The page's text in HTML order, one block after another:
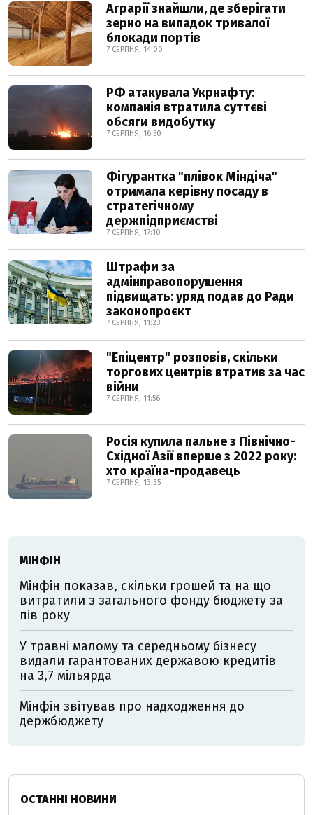
Аграрії знайшли, де зберігати
зерно на випадок тривалої
блокади портів
7 СЕРПНЯ, 14:00
РФ атакувала Укрнафту:
компанія втратила суттєві
обсяги видобутку
7 СЕРПНЯ, 16:50
Фігурантка "плівок Міндіча"
отримала керівну посаду в
стратегічному
держпідприємстві
7 СЕРПНЯ, 17:10
Штрафи за
адмінправопорушення
підвищать: уряд подав до Ради
законопроєкт
7 СЕРПНЯ, 11:23
"Епіцентр" розповів, скільки
торгових центрів втратив за час
війни
7 СЕРПНЯ, 11:56
Росія купила пальне з Північно-
Східної Азії вперше з 2022 року:
хто країна-продавець
7 СЕРПНЯ, 13:35
МІНФІН
Мінфін показав, скільки грошей та на що
витратили з загального фонду бюджету за
пів року
У травні малому та середньому бізнесу
видали гарантованих державою кредитів
на 3,7 мільярда
Мінфін звітував про надходження до
держбюджету
ОСТАННІ НОВИНИ